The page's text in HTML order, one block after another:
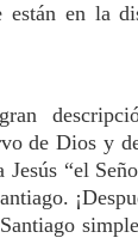
en la
de Dios y
“el